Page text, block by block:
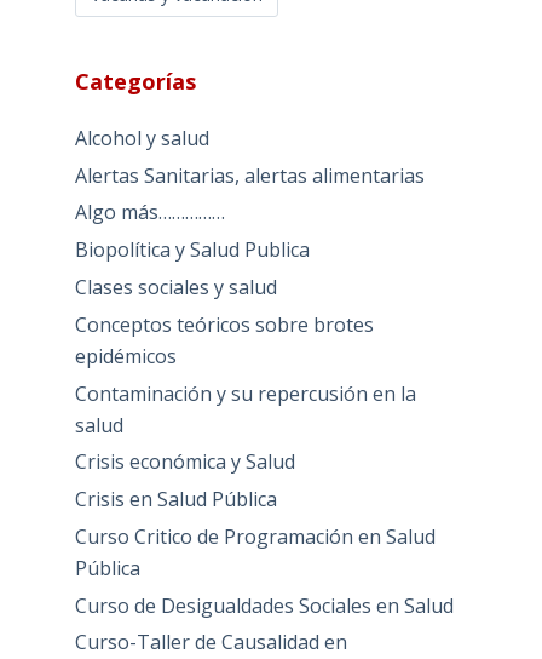
Categorías
Alcohol y salud
Alertas Sanitarias, alertas alimentarias
Algo más……………
Biopolítica y Salud Publica
Clases sociales y salud
Conceptos teóricos sobre brotes
epidémicos
Contaminación y su repercusión en la
salud
Crisis económica y Salud
Crisis en Salud Pública
Curso Critico de Programación en Salud
Pública
Curso de Desigualdades Sociales en Salud
Curso-Taller de Causalidad en